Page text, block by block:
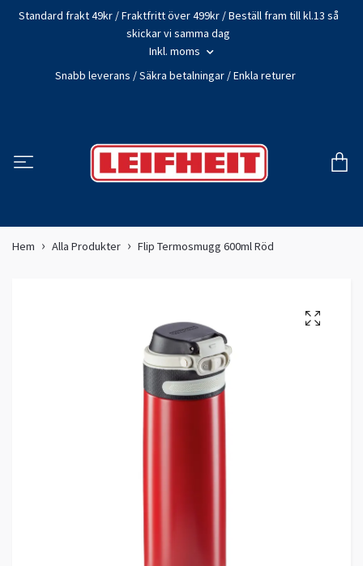
Standard frakt 49kr / Fraktfritt över 499kr / Beställ fram till kl.13 så
skickar vi samma dag
Inkl. moms
Snabb leverans / Säkra betalningar / Enkla returer
Hem Alla Produkter Flip Termosmugg 600ml Röd